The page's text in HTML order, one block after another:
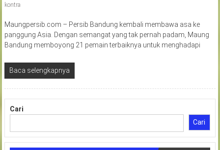
kontra
Maungpersib.com – Persib Bandung kembali membawa asa ke
panggung Asia. Dengan semangat yang tak pernah padam, Maung
Bandung memboyong 21 pemain terbaiknya untuk menghadapi
Baca selengkapnya
Cari
Cari